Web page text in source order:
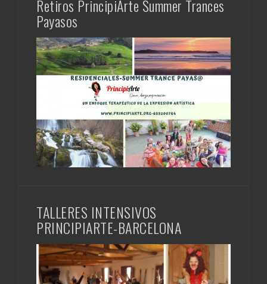
Retiros PrincipiArte Summer Trances
Payasos
TALLERES INTENSIVOS
PRINCIPIARTE-BARCELONA